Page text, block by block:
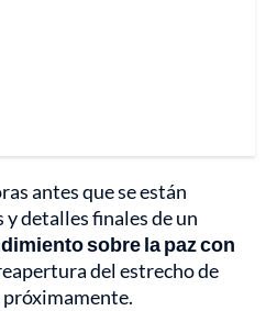
antes que se están
detalles finales de un
sobre la paz con
del estrecho de